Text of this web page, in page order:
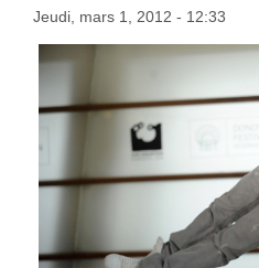
Jeudi, mars 1, 2012 - 12:33